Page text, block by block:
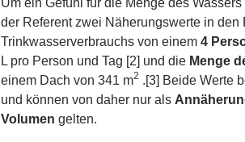
der Referent zwei Näherungswerte in den
Trinkwasserverbrauchs von einem 4
L pro Person und Tag [2] und die Menge
einem Dach von 341 m2 .[3] Beide Werte
und können von daher nur als
Volumen gelten.